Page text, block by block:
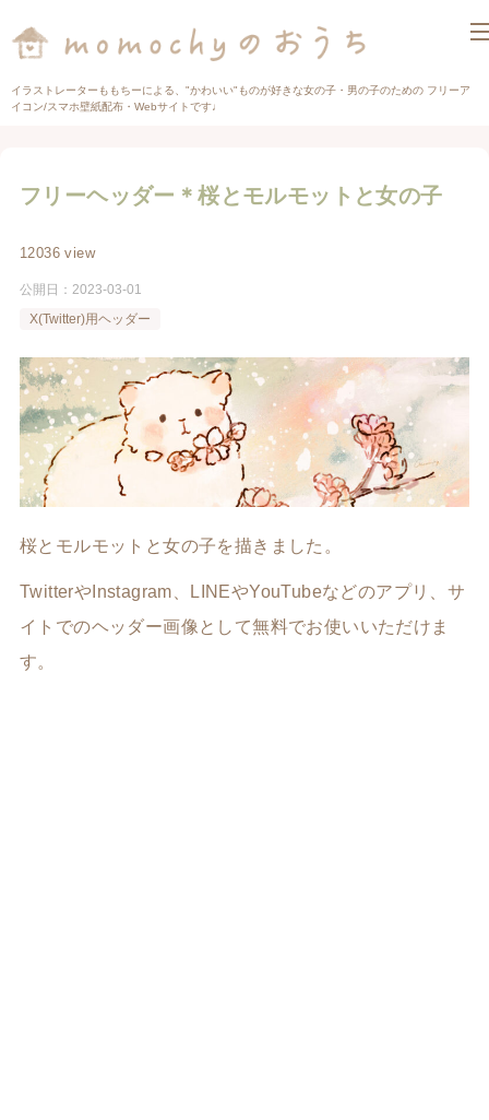
イラストレーターももちーによる、"かわいい"ものが好きな女の子・男の子のための フリーア
イコン/スマホ壁紙配布・Webサイトです♩
フリーヘッダー＊桜とモルモットと女の子
12036 view
公開日： 2023-03-01
X(Twitter)用ヘッダー
桜とモルモットと女の子を描きました。
TwitterやInstagram、LINEやYouTubeなどのアプリ、サ
イトでのヘッダー画像として無料でお使いいただけま
す。